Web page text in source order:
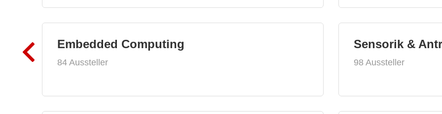
Embedded Computing
84 Aussteller
Sensorik &
98 Aussteller